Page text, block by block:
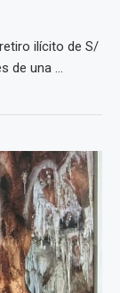
ilícito de S/
de una ...